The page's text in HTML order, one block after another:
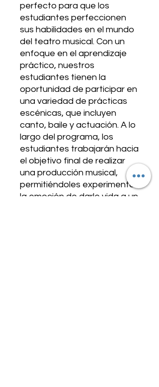
perfecto para que los
estudiantes perfeccionen
sus habilidades en el mundo
del teatro musical. Con un
enfoque en el aprendizaje
práctico, nuestros
estudiantes tienen la
oportunidad de participar en
una variedad de prácticas
escénicas, que incluyen
canto, baile y actuación. A lo
largo del programa, los
estudiantes trabajarán hacia
el objetivo final de realizar
una producción musical,
permitiéndoles experimentar
la emoción de darle vida a un